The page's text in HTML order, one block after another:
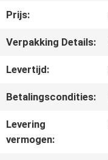
NEEM
Prijs:
Verpakking Details:
Levertijd:
Betalingscondities:
Levering
vermogen: